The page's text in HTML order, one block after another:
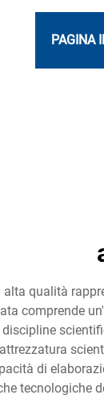
PAGINA
qualità
comprende
di
tecnologiche